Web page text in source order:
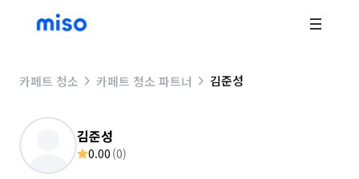
카페트 청소 카페트 청소 파트너 김준성
김준성
0.00 (0)